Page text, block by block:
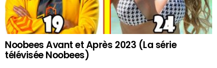
Noobees Avant et Après 2023 (La série
télévisée Noobees)